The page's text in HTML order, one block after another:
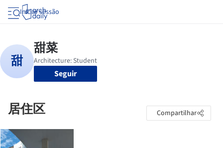
Iniciar sessão
Seguir
居住区 Compartilhar